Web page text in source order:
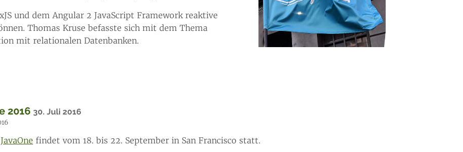
und dem Angular 2 JavaScript Framework reaktive
Thomas Kruse befasste sich mit dem Thema
mit relationalen Datenbanken.
2016 30. Juli 2016
JavaOne findet vom 18. bis 22. September in San Francisco statt.